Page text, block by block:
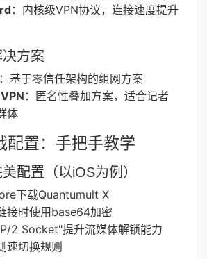
：内核级VPN协议，连接速度提升
方案
：基于零信任架构的组网方案
：匿名性叠加方案，适合记者
体
配置：手把手教学
配置（以iOS为例）
下载Quantumult X
接时使用base64加密
2 Socket"提升流媒体解锁能力
速切换规则